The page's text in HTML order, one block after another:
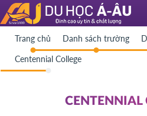
Trang chủ Danh sách trường
Centennial College
CENTENNIAL